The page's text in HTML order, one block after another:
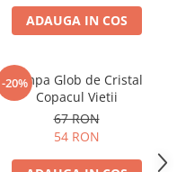
ADAUGA IN COS
-20%
Lampa Glob de Cristal
Copacul Vietii
67 RON
54 RON